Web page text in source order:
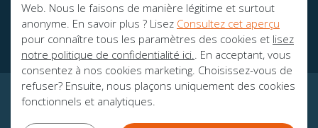
Web. Nous le faisons de manière légitime et surtout
anonyme. En savoir plus ? Lisez Consultez cet aperçu
pour connaître tous les paramètres des cookies et lisez
notre politique de confidentialité ici.. En acceptant, vous
consentez à nos cookies marketing. Choisissez-vous de
refuser? Ensuite, nous plaçons uniquement des cookies
fonctionnels et analytiques.
Des brochures
CERTITUDE GARANTIE!